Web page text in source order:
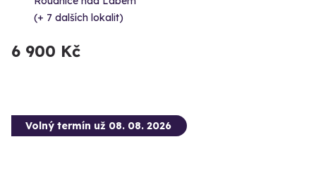
(+ 7 dalších lokalit)
6 900 Kč
Volný termín už 08. 08. 2026